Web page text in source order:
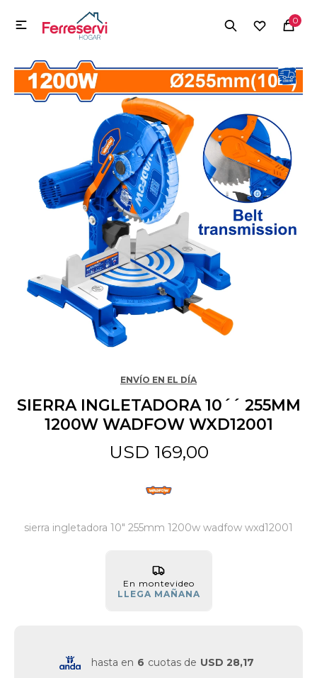
0

ENVÍO EN EL DÍA
SIERRA INGLETADORA 10´´ 255MM
1200W WADFOW WXD12001
USD 169,00
sierra ingletadora 10" 255mm 1200w wadfow wxd12001
En montevideo
LLEGA MAÑANA
hasta en 6 cuotas de USD 28,17
MI CUENTA
Menú Herramientas y Construcción
Herramientas y Construcción
Electrodomésticos
Tecnología
Deportes
Mascotas
Vestimenta y calzado